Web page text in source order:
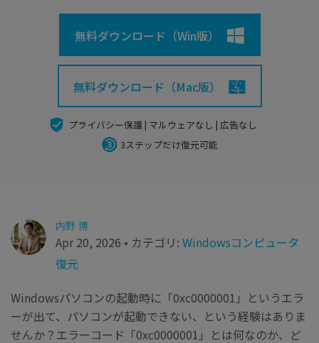
Recoverit 無料版
スマホで始めよう
Repairit - データ修復
UBackit - データバックアップ
すべての機能を確認
詳しくは
Recoveritをよりよく活用
スマホで始めよう
無料ダウンロード（Win版）
無料ダウンロード（Mac版）
プライバシー保護 | マルウェアなし | 広告なし
3ステップだけ復元可能
内野 博
Apr 20, 2026 • カテゴリ: Windowsコンピュータ
復元
Windowsパソコンの起動時に「0xc0000001」というエラ
ーが出て、パソコンが起動できない、という経験はありま
せんか？エラーコード「0xc0000001」とは何なのか、ど